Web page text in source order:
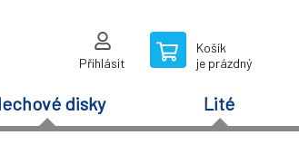
Přihlásit
Košík
je prázdný
disky Lité